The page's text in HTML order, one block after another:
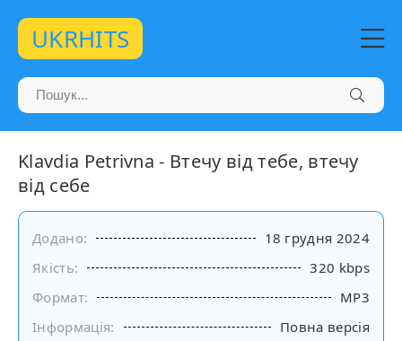
UKRHITS
Klavdia Petrivna - Втечу від тебе, втечу
від себе
Додано:
18 грудня 2024
Якість:
320 kbps
Формат:
MP3
Інформація:
Повна версія